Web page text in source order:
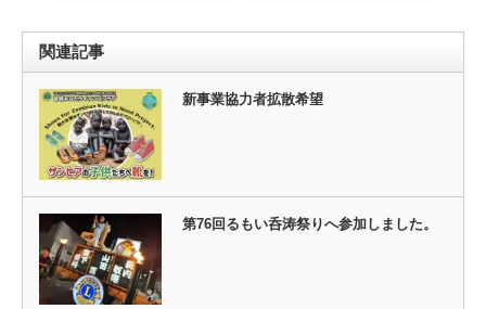
関連記事
新事業協力者拡散希望
第76回るもい呑涛祭りへ参加しました。